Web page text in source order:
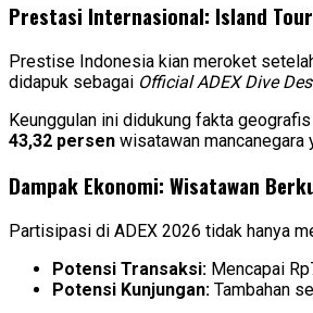
Prestasi Internasional: Island
Prestise Indonesia kian meroket
didapuk sebagai Official ADEX Dive
Keunggulan ini didukung fakta
43,32 persen wisatawan mancanegara
Dampak Ekonomi: Wisatawan
Partisipasi di ADEX 2026 tidak hanya
Potensi Transaksi: Mencapai
Potensi Kunjungan: Tambahan